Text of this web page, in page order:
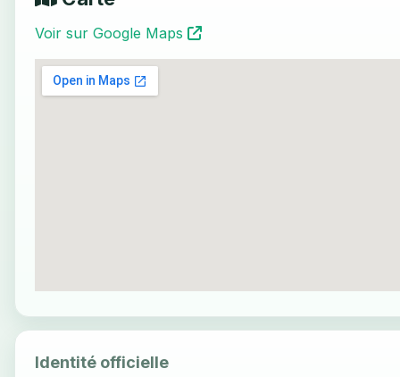
Voir sur Google Maps
Identité officielle